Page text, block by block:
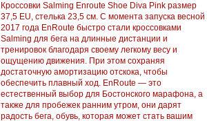
Кроссовки Salming Enroute Shoe Diva Pink размер
37,5 EU, стелька 23,5 см. С момента запуска весной
2017 года EnRoute быстро стали кроссовками
Salming для бега на длинные дистанции и
тренировок благодаря своему легкому весу и
ощущению движения. При этом сохраняя
достаточную амортизацию отскока, чтобы
обеспечить плавный ход. EnRoute — это
естественный выбор для Бостонского марафона, а
также для пробежек ранним утром, они дарят
радость бега, обувь, которая может стать вашим